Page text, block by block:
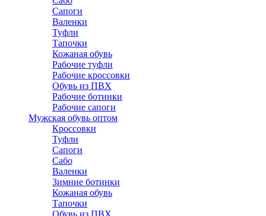
Сапоги
Валенки
Туфли
Тапочки
Кожаная обувь
Рабочие туфли
Рабочие кроссовки
Обувь из ПВХ
Рабочие ботинки
Рабочие сапоги
Мужская обувь оптом
Кроссовки
Туфли
Сапоги
Сабо
Валенки
Зимние ботинки
Кожаная обувь
Тапочки
Обувь из ПВХ